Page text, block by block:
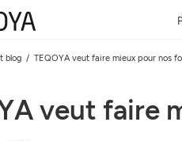
blog TEQOYA veut faire mieux pour nos
veut faire